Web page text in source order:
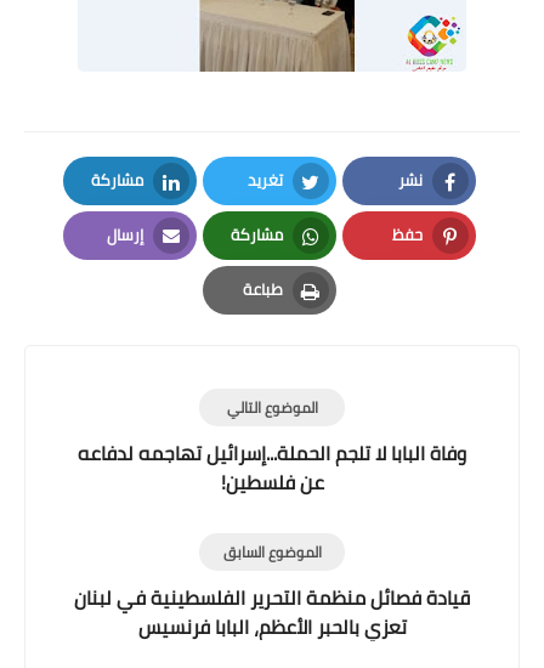
نشر
Facebook
تغريد
Twitter
مشاركة
LinkedIn
حفظ
Pinterest
مشاركة
Whatsapp
إرسال
Email
طباعة
Print
الموضوع التالي
وفاة البابا لا تلجم الحملة...إسرائيل تهاجمه لدفاعه
عن فلسطين!
الموضوع السابق
قيادة فصائل منظمة التحرير الفلسطينية في لبنان
تعزي بالحبر الأعظم، البابا فرنسيس